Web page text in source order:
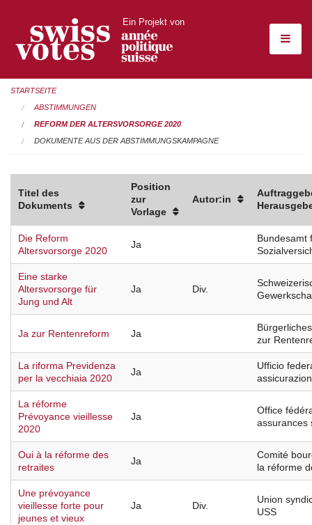
Ein Projekt von
STARTSEITE
ABSTIMMUNGEN
REFORM DER ALTERSVORSORGE 2020
DOKUMENTE AUS DER ABSTIMMUNGSKAMPAGNE
Titel des
Dokuments
Position
zur
Vorlage
Autor:in
Die Reform
Altersvorsorge 2020
Ja
Bundesamt
Eine starke
Altersvorsorge für
Jung und Alt
Ja Div.
Ja zur Rentenreform Ja
zur
La riforma Previdenza
per la vecchiaia 2020
Ja
Ufficio
La réforme
Prévoyance vieillesse
2020
Ja
Office
assurances
Oui à la réforme des
retraites
Ja
Comité
la réforme
Une prévoyance
vieillesse forte pour
jeunes et vieux
Ja Div.
Union
USS